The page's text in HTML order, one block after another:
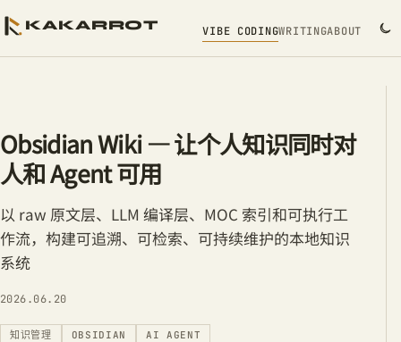
KAKARROT VIBE CODINGWRITINGABOUT
Obsidian Wiki — 让个人知识同时对
人和 Agent 可用
以 raw 原文层、LLM 编译层、MOC 索引和可执行工
作流，构建可追溯、可检索、可持续维护的本地知识
系统
2026.06.20
知识管理 OBSIDIAN AI AGENT